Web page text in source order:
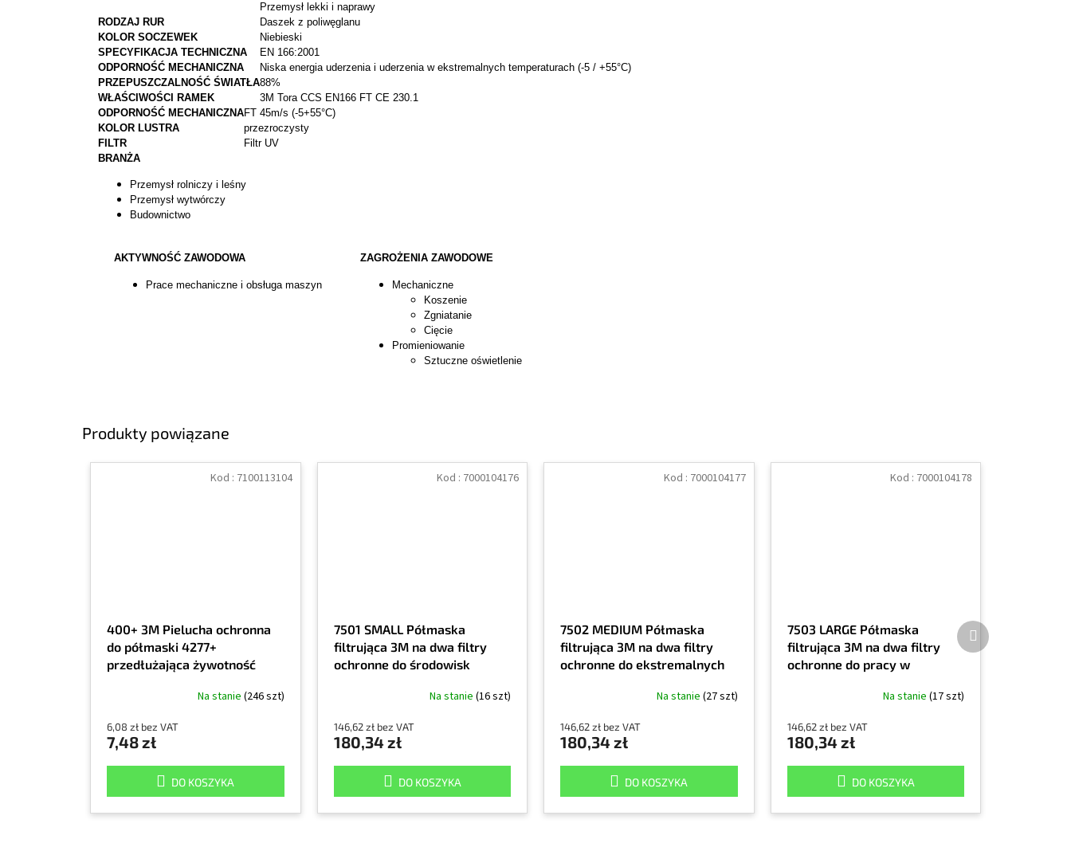
Produkty powiązane
400+ 3M Pielucha ochronna
do półmaski 4277+
przedłużająca żywotność
Na stanie (246 szt)
6,08 zł bez VAT
7,48 zł
DO KOSZYKA
Kod : 7100113104
7501 SMALL Półmaska
filtrująca 3M na dwa filtry
ochronne do środowisk
Na stanie (16 szt)
146,62 zł bez VAT
180,34 zł
DO KOSZYKA
Kod : 7000104176
7502 MEDIUM Półmaska
filtrująca 3M na dwa filtry
ochronne do ekstremalnych
Na stanie (27 szt)
146,62 zł bez VAT
180,34 zł
DO KOSZYKA
Kod : 7000104177
7503 LARGE Półmaska
filtrująca 3M na dwa filtry
ochronne do pracy w
Na stanie (17 szt)
146,62 zł bez VAT
180,34 zł
DO KOSZYKA
Kod : 7000104178
Produkt
następny
Przemysł lekki i naprawy
RODZAJ RUR
Daszek z poliwęglanu
KOLOR SOCZEWEK
Niebieski
SPECYFIKACJA TECHNICZNA
EN 166:2001
ODPORNOŚĆ MECHANICZNA
Niska energia uderzenia i uderzenia w ekstremalnych temperaturach (-5 / +55°C)
PRZEPUSZCZALNOŚĆ ŚWIATŁA88%
WŁAŚCIWOŚCI RAMEK
3M Tora CCS EN166 FT CE 230.1
ODPORNOŚĆ MECHANICZNAFT 45m/s (-5+55°C)
KOLOR LUSTRA
przezroczysty
FILTR
Filtr UV
BRANŻA
Przemysł rolniczy i leśny
Przemysł wytwórczy
Budownictwo
AKTYWNOŚĆ ZAWODOWA
Prace mechaniczne i obsługa maszyn
ZAGROŻENIA ZAWODOWE
Mechaniczne
Koszenie
Zgniatanie
Cięcie
Promieniowanie
Sztuczne oświetlenie